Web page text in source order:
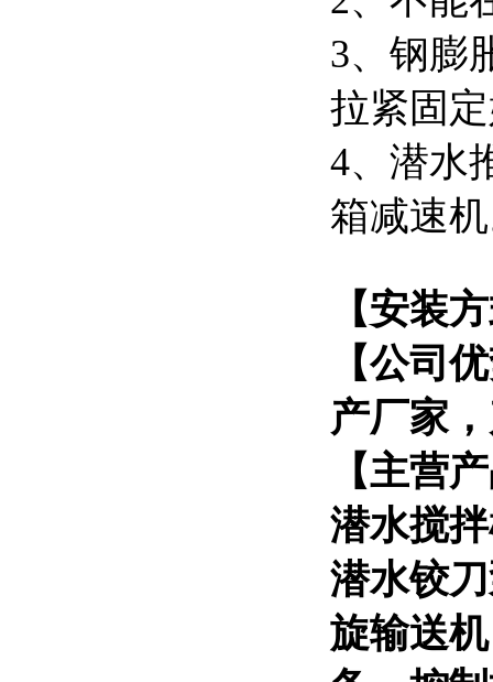
3、钢膨
拉紧固
4、潜水
箱减速
【安装
【公司
产厂家
【主营
潜水搅
潜水铰
旋输送